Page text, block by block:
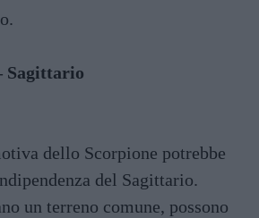
Sagittario
dello Scorpione potrebbe
del Sagittario.
un terreno comune, possono